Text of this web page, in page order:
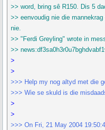
>> word, bring sê R150. Dis 5
>> eenvoudig nie die
nie.
>> "Ferdi Greyling" wrote in
>>
>
>
>>> Help my nog altyd met die
>>> Wie se skuld is die
>
>
>>> On Fri, 21 May 2004